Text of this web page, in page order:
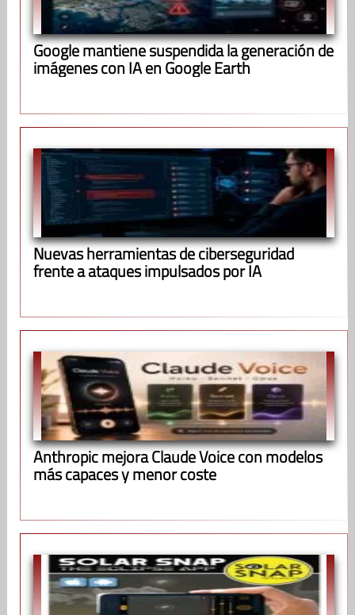
Google mantiene suspendida la generación de
imágenes con IA en Google Earth
Nuevas herramientas de ciberseguridad
frente a ataques impulsados por IA
Anthropic mejora Claude Voice con modelos
más capaces y menor coste